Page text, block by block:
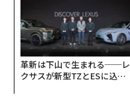
革新は下山で生まれる──レ
クサスが新型TZとESに込め